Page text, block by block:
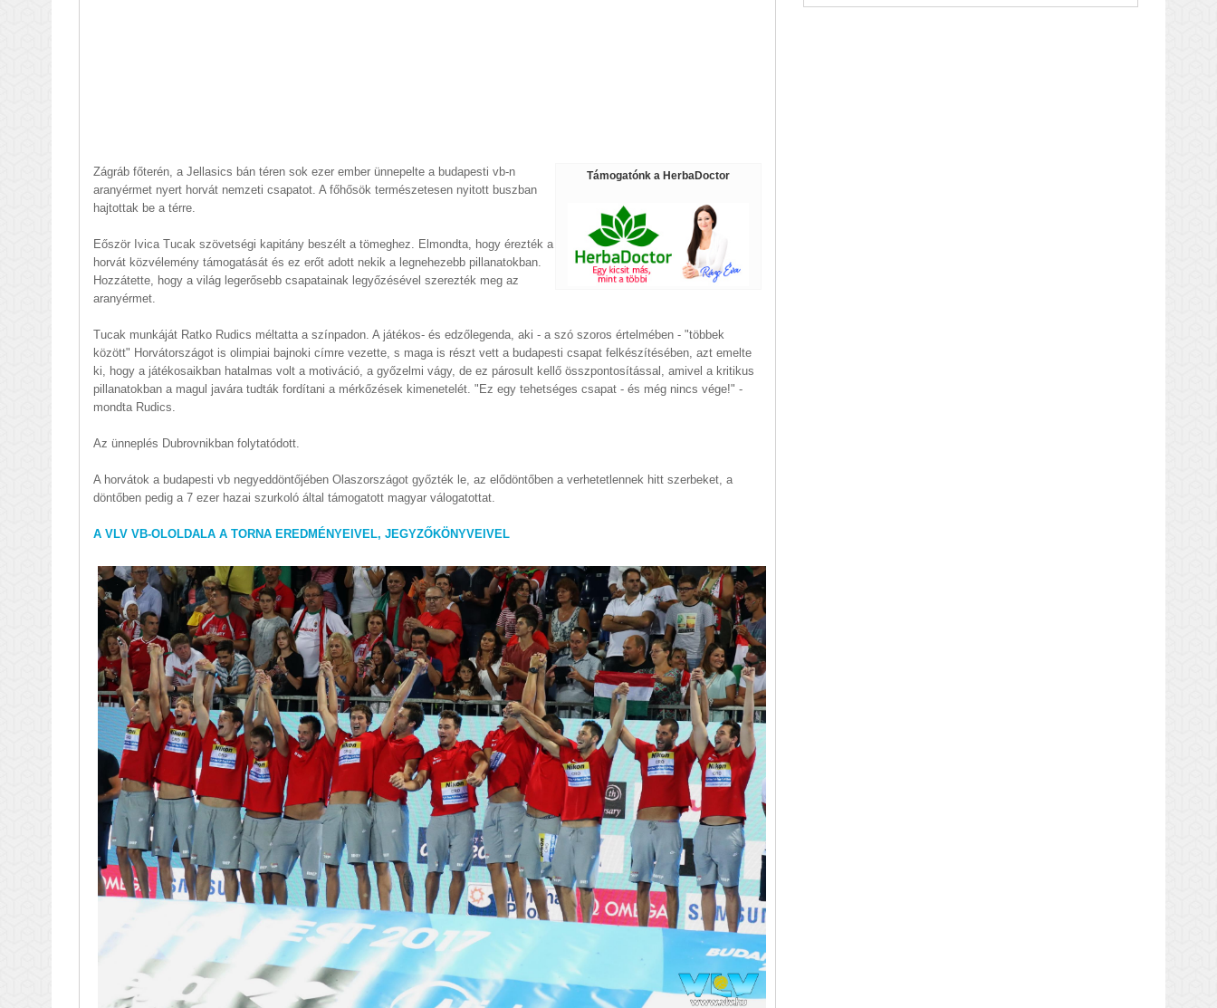
Támogatónk a HerbaDoctor
Zágráb főterén, a Jellasics bán téren sok ezer ember ünnepelte a budapesti vb-n
aranyérmet nyert horvát nemzeti csapatot. A főhősök természetesen nyitott buszban
hajtottak be a térre.
Eőször Ivica Tucak szövetségi kapitány beszélt a tömeghez. Elmondta, hogy érezték a
horvát közvélemény támogatását és ez erőt adott nekik a legnehezebb pillanatokban.
Hozzátette, hogy a világ legerősebb csapatainak legyőzésével szerezték meg az
aranyérmet.
Tucak munkáját Ratko Rudics méltatta a színpadon. A játékos- és edzőlegenda, aki - a szó szoros értelmében - "többek
között" Horvátországot is olimpiai bajnoki címre vezette, s maga is részt vett a budapesti csapat felkészítésében, azt emelte
ki, hogy a játékosaikban hatalmas volt a motiváció, a győzelmi vágy, de ez párosult kellő összpontosítással, amivel a kritikus
pillanatokban a magul javára tudták fordítani a mérkőzések kimenetelét. "Ez egy tehetséges csapat - és még nincs vége!" -
mondta Rudics.
Az ünneplés Dubrovnikban folytatódott.
A horvátok a budapesti vb negyeddöntőjében Olaszországot győzték le, az elődöntőben a verhetetlennek hitt szerbeket, a
döntőben pedig a 7 ezer hazai szurkoló által támogatott magyar válogatottat.
A VLV VB-OLOLDALA A TORNA EREDMÉNYEIVEL, JEGYZŐKÖNYVEIVEL